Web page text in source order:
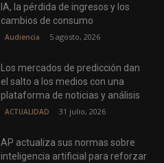
IA, la pérdida de ingresos y los
cambios de consumo
Audiencia 5 agosto, 2026
Los mercados de predicción dan
el salto a los medios con una
plataforma de noticias y análisis
ACTUALIDAD 31 julio, 2026
AP actualiza sus normas sobre
inteligencia artificial para reforzar